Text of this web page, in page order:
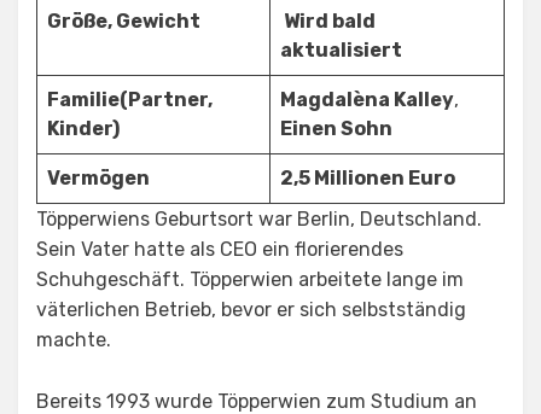
Größe, Gewicht
Wird bald
aktualisiert
Familie(Partner,
Kinder)
Magdalèna Kalley,
Einen Sohn
Vermögen
2,5 Millionen Euro
Töpperwiens Geburtsort war Berlin, Deutschland.
Sein Vater hatte als CEO ein florierendes
Schuhgeschäft. Töpperwien arbeitete lange im
väterlichen Betrieb, bevor er sich selbstständig
machte.
Bereits 1993 wurde Töpperwien zum Studium an